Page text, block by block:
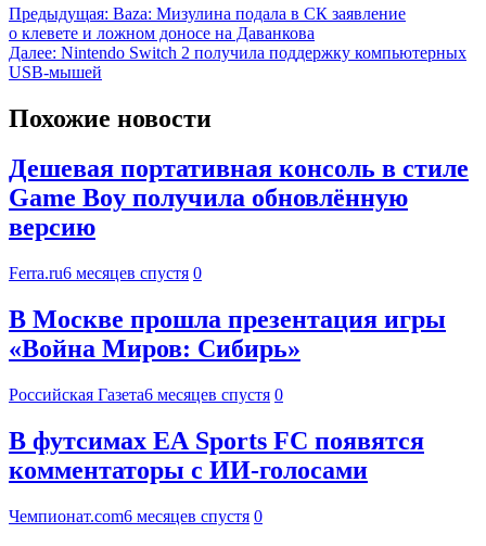
Предыдущая: Baza: Мизулина подала в СК заявление
о клевете и ложном доносе на Даванкова
Далее: Nintendo Switch 2 получила поддержку компьютерных
USB-мышей
Похожие новости
Дешевая портативная консоль в стиле
Game Boy получила обновлённую
версию
Ferra.ru6 месяцев спустя 0
В Москве прошла презентация игры
«Война Миров: Сибирь»
Российская Газета6 месяцев спустя 0
В футсимах EA Sports FC появятся
комментаторы с ИИ-голосами
Чемпионат.com6 месяцев спустя 0